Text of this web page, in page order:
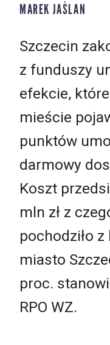
MAREK JAŚLAN
Szczecin
z funduszy
efekcie,
mieście
punktów
darmowy
Koszt
mln zł z
pochodziło
miasto
proc.
RPO WZ.